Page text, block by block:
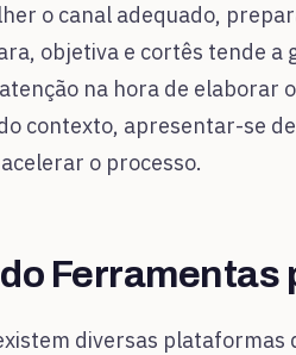
o canal adequado,
objetiva e cortês tende
na hora de elaborar
contexto, apresentar-se
o processo.
Ferramentas
diversas plataformas